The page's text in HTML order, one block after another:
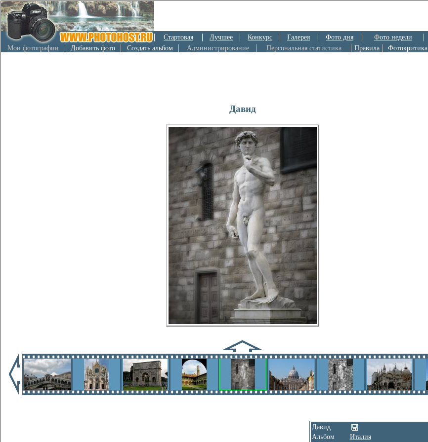
Стартовая Лучшее Конкурс Галерея Фото дня Фото недели
Мои фотографии
Добавить фото Создать альбом Администрирование Персональная статистика Правила Фотокритика
Давид
Давид
Альбом
Италия